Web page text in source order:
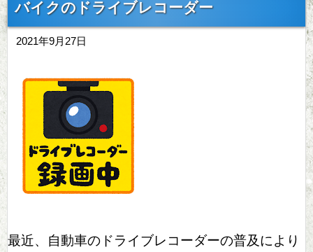
バイクのドライブレコーダー
2021年9月27日
最近、自動車のドライブレコーダーの普及により